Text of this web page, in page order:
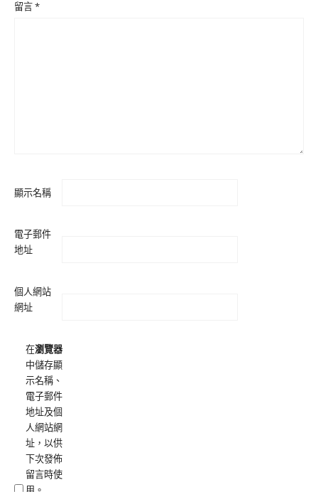
留言*
顯示名稱
電子郵件
地址
個人網站
網址
在瀏覽器
中儲存顯
示名稱、
電子郵件
地址及個
人網站網
址，以供
下次發佈
留言時使